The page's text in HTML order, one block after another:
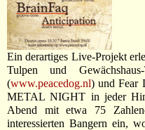
Ein derartiges Live-Projekt
Tulpen und
(www.peacedog.nl) und Fear
METAL NIGHT in jeder
Abend mit etwa 75
interessierten Bangern ein,